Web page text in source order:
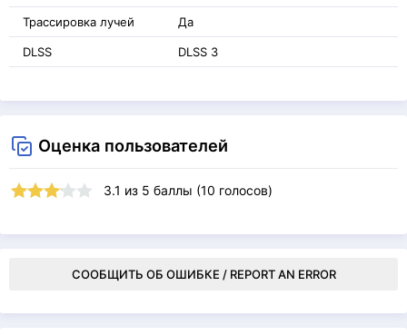
Трассировка лучей Да
DLSS DLSS 3
Оценка пользователей
3.1 из 5 баллы (10 голосов)
СООБЩИТЬ ОБ ОШИБКЕ / REPORT AN ERROR